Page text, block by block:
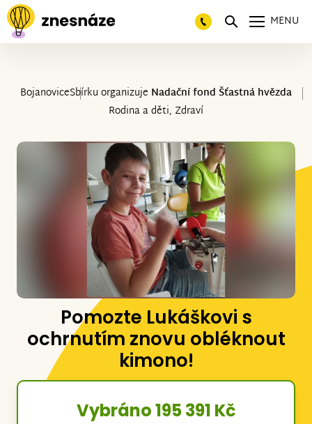
MENU
BojanoviceSbírku organizuje Nadační fond Šťastná hvězda
Rodina a děti, Zdraví
Pomozte Lukáškovi s
ochrnutím znovu obléknout
kimono!
Vybráno 195 391 Kč